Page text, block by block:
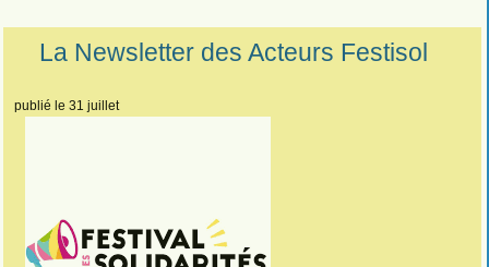
La Newsletter des Acteurs Festisol
publié le 31 juillet